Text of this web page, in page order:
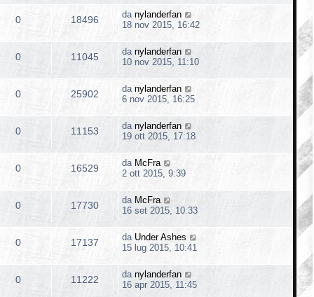
0 18496 da nylanderfan
18 nov 2015, 16:42
0 11045 da nylanderfan
10 nov 2015, 11:10
0 25902 da nylanderfan
6 nov 2015, 16:25
0 11153 da nylanderfan
19 ott 2015, 17:18
0 16529 da McFra
2 ott 2015, 9:39
0 17730 da McFra
16 set 2015, 10:33
0 17137 da Under Ashes
15 lug 2015, 10:41
0 11222 da nylanderfan
16 apr 2015, 11:45